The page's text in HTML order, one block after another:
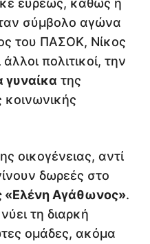
ευρέως, καθώς η
σύμβολο αγώνα
του ΠΑΣΟΚ, Νίκος
πολιτικοί, την
της
κοινωνικής
οικογένειας, αντί
δωρεές στο
«Ελένη Αγάθωνος».
τη διαρκή
ομάδες, ακόμα